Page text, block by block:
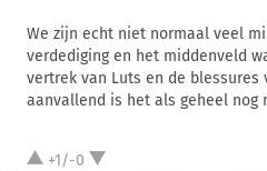
We zijn echt niet normaal veel
verdediging en het middenveld
vertrek van Luts en de blessures
aanvallend is het als geheel nog
+1/-0